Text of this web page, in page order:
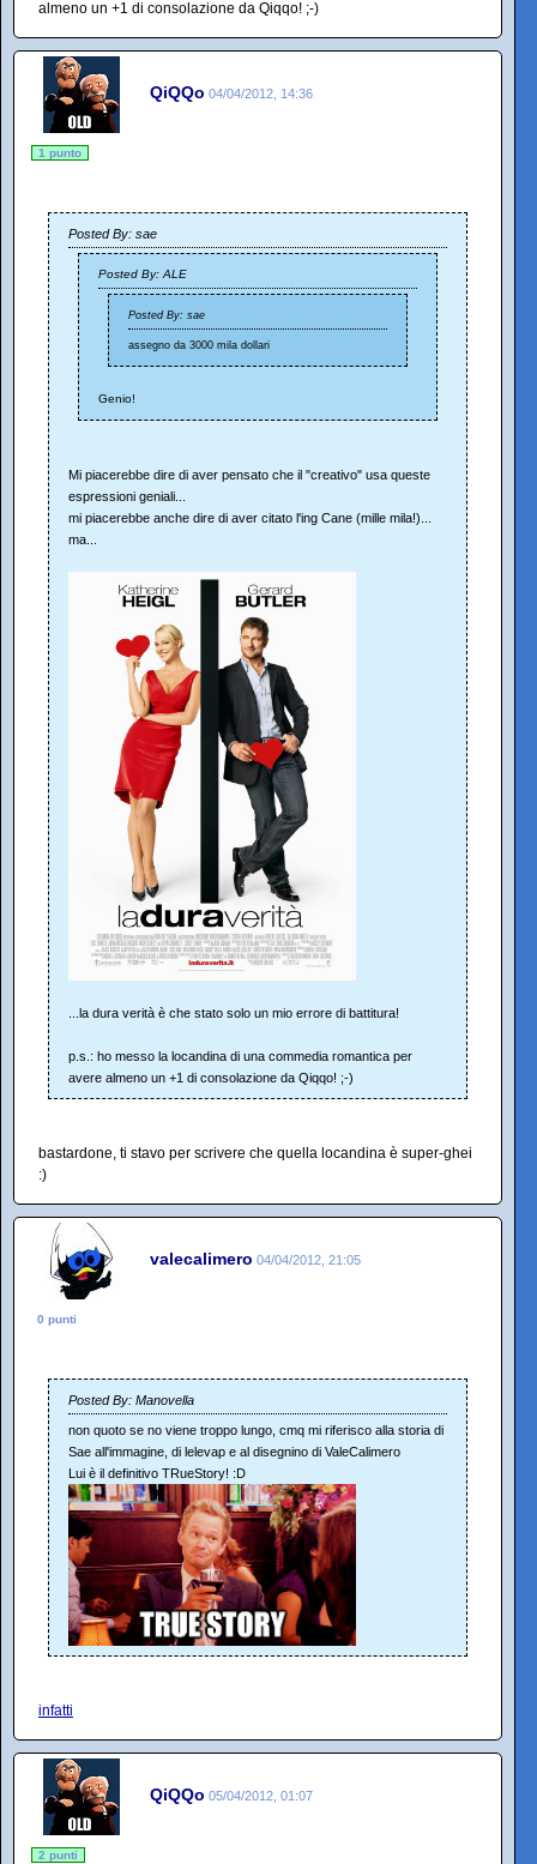
almeno un +1 di consolazione da Qiqqo! ;-)
QiQQo 04/04/2012, 14:36
1 punto
Posted By: sae
Posted By: ALE
Posted By: sae
assegno da 3000 mila dollari
Genio!
Mi piacerebbe dire di aver pensato che il "creativo" usa queste
espressioni geniali...
mi piacerebbe anche dire di aver citato l'ing Cane (mille mila!)...
ma...
...la dura verità è che stato solo un mio errore di battitura!
p.s.: ho messo la locandina di una commedia romantica per
avere almeno un +1 di consolazione da Qiqqo! ;-)
bastardone, ti stavo per scrivere che quella locandina è super-ghei
:)
valecalimero 04/04/2012, 21:05
0 punti
Posted By: Manovella
non quoto se no viene troppo lungo, cmq mi riferisco alla storia di
Sae all'immagine, di lelevap e al disegnino di ValeCalimero
Lui è il definitivo TRueStory! :D
infatti
QiQQo 05/04/2012, 01:07
2 punti